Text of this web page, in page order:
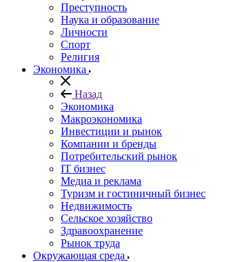
Преступность
Наука и образование
Личности
Спорт
Религия
Экономика
Назад
Экономика
Макроэкономика
Инвестиции и рынок
Компании и бренды
Потребительский рынок
IT бизнес
Медиа и реклама
Туризм и гостиничный бизнес
Недвижимость
Сельское хозяйство
Здравоохранение
Рынок труда
Окружающая среда